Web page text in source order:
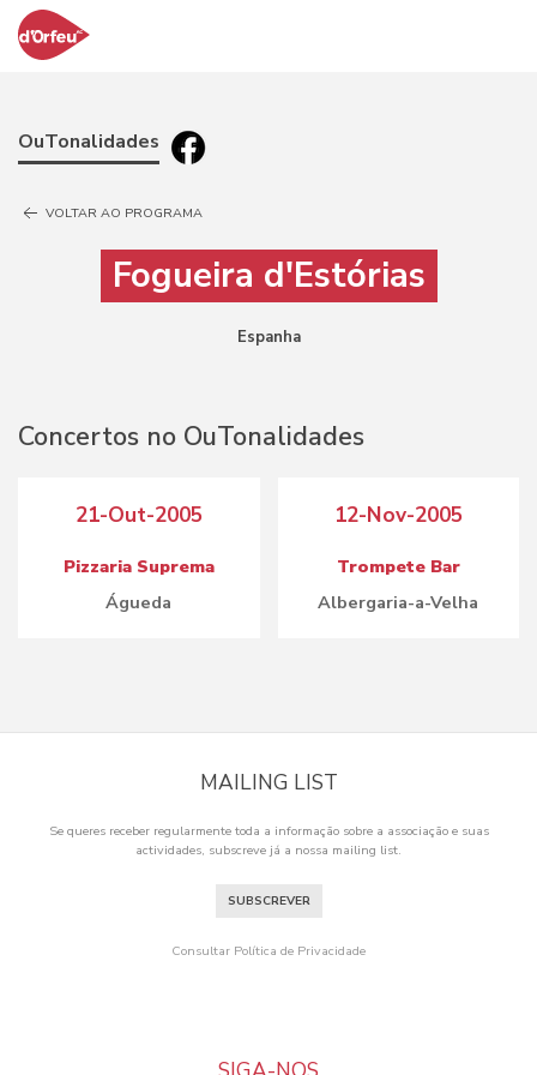
OuTonalidades
VOLTAR AO PROGRAMA
Fogueira d'Estórias
Espanha
Concertos no OuTonalidades
21-Out-2005
Pizzaria Suprema
Águeda
12-Nov-2005
Trompete Bar
Albergaria-a-Velha
MAILING LIST
Se queres receber regularmente toda a informação sobre a associação e suas
actividades, subscreve já a nossa mailing list.
SUBSCREVER
Consultar Política de Privacidade